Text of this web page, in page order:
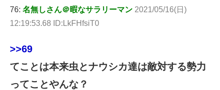
76: 名無しさん＠暇なサラリーマン 2021/05/16(日)
12:19:53.68 ID:LkFHfsiT0
>>69
てことは本来虫とナウシカ達は敵対する勢力
ってことやんな？